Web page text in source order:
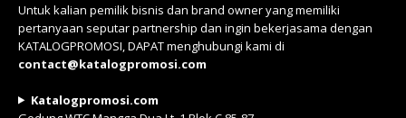
Untuk kalian pemilik bisnis dan brand owner yang memiliki
pertanyaan seputar partnership dan ingin bekerjasama dengan
KATALOGPROMOSI, DAPAT menghubungi kami di
contact@katalogpromosi.com
Katalogpromosi.com